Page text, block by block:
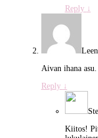
Reply ↓
Aivan ihana
Reply ↓
Kiitos!